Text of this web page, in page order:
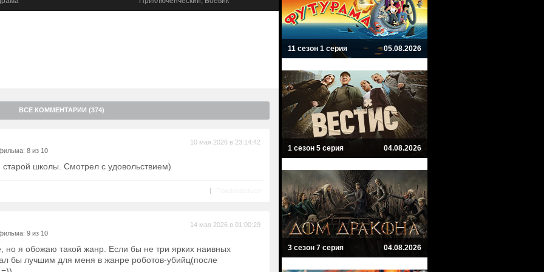
у которых только холостые патроны и никакой связи с базой.
противостоять безжалостной машине-убийце.
ВСЕ КОММЕНТАРИИ (374)
8 из 10
10 мая 2026 в 23:14:42
старой школы. Смотрел с удовольствием)
|
9 из 10
14 мая 2026 в 01:00:29
но я обожаю такой жанр. Если бы не три ярких наивных
бы лучшим для меня в жанре роботов-убийц(после
11 сезон 1 серия 05.08.2026
1 сезон 5 серия 04.08.2026
3 сезон 7 серия 04.08.2026